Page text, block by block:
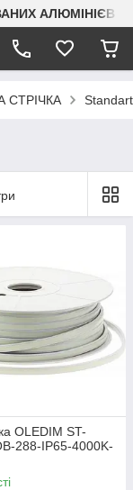
СТРІЧКА Standart
OLEDIM ST-
288-IP65-4000K-